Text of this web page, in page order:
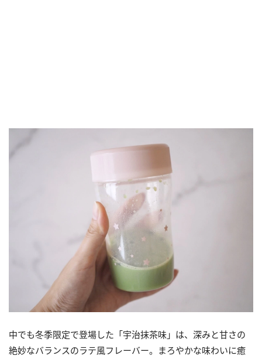
中でも冬季限定で登場した「宇治抹茶味」は、深みと甘さの
絶妙なバランスのラテ風フレーバー。まろやかな味わいに癒